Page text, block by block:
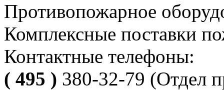
Противопожарное
Комплексные поставки
Контактные телефоны:
( 495 ) 380-32-79 (Отдел